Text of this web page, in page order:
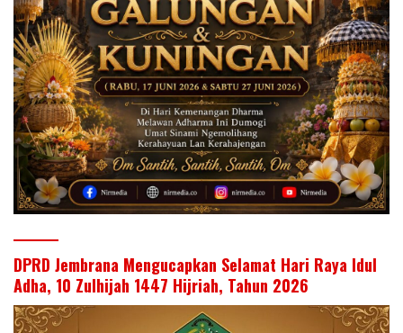
DPRD Jembrana Mengucapkan Selamat Hari Raya Idul
Adha, 10 Zulhijah 1447 Hijriah, Tahun 2026